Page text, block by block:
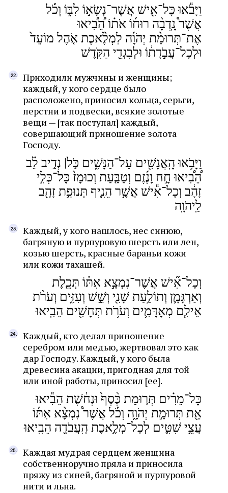
וַיָּבֹ֕אוּ כָּל־אִ֖ישׁ אֲשֶׁר־נְשָׂא֣וֹ לִבּ֑וֹ וְכֹ֡ל
אֲשֶׁר֩ נָֽדְבָ֨ה רוּח֜וֹ אֹת֗וֹ הֵ֠בִ֠יאוּ
אֶת־תְּרוּמַ֨ת יְהֹוָ֜ה לִמְלֶ֨אכֶת אֹ֤הֶל מוֹעֵד֙
וּלְכָל־עֲבֹ֣דָת֔וֹ וּלְבִגְדֵ֖י הַקֹּֽדֶשׁ
Приходили мужчины и женщины;
каждый, у кого сердце было
расположено, приносил кольца, серьги,
перстни и подвески, всякие золотые
вещи — [так поступал] каждый,
совершающий приношение золота
Господу.
וַיָּבֹ֥אוּ הָֽאֲנָשִׁ֖ים עַל־הַנָּשִׁ֑ים כֹּ֣ל| נְדִ֣יב לֵ֗ב
הֵ֠בִ֠יאוּ חָ֣ח וָנֶ֜זֶם וְטַבַּ֤עַת וְכוּמָז֙ כָּל־כְּלִ֣י
זָהָ֔ב וְכָל־אִ֕ישׁ אֲשֶׁ֥ר הֵנִ֛יף תְּנוּפַ֥ת זָהָ֖ב
לַֽיהֹוָֽה
Каждый, у кого нашлось, нес синюю,
багряную и пурпуровую шерсть или лен,
козью шерсть, красные бараньи кожи
или кожи тахашей.
וְכָל־אִ֞ישׁ אֲשֶׁר־נִמְצָ֣א אִתּ֗וֹ תְּכֵ֧לֶת
וְאַרְגָּמָ֛ן וְתוֹלַ֥עַת שָׁנִ֖י וְשֵׁ֣שׁ וְעִזִּ֑ים וְעֹרֹ֨ת
אֵילִ֧ם מְאָדָּמִ֛ים וְעֹרֹ֥ת תְּחָשִׁ֖ים הֵבִֽיאוּ
Каждый, кто делал приношение
серебром или медью, жертвовал это как
дар Господу. Каждый, у кого была
древесина акации, пригодная для той
или иной работы, приносил [ее].
כָּל־מֵרִ֗ים תְּר֤וּמַת כֶּ֨סֶף֙ וּנְח֔שֶׁת הֵבִ֕יאוּ
אֵ֖ת תְּרוּמַ֣ת יְהֹוָ֑ה וְכֹ֡ל אֲשֶׁר֩ נִמְצָ֨א אִתּ֜וֹ
עֲצֵ֥י שִׁטִּ֛ים לְכָל־מְלֶ֥אכֶת הָֽעֲבֹדָ֖ה הֵבִֽיאוּ
Каждая мудрая сердцем женщина
собственноручно пряла и приносила
пряжу из синей, багряной и пурпуровой
нити и льна.